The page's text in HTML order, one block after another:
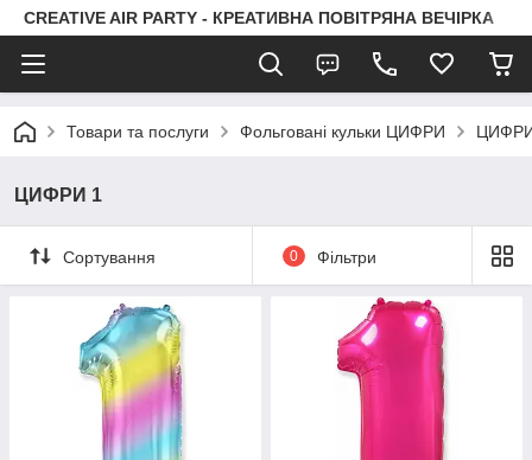
CREATIVE AIR PARTY - КРЕАТИВНА ПОВІТРЯНА ВЕЧІРКА
Товари та послуги Фольговані кульки ЦИФРИ
ЦИФРИ 1
Сортування 0 Фільтри